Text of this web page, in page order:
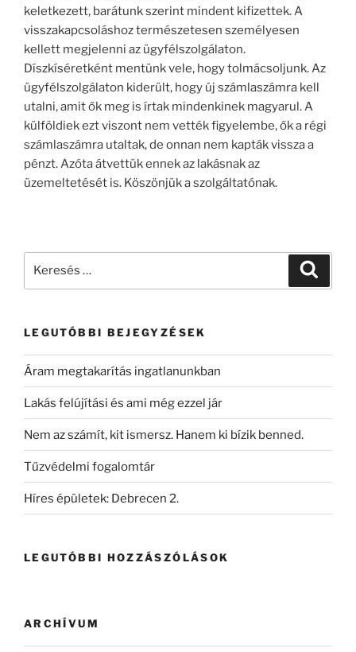
keletkezett, barátunk szerint mindent kifizettek. A
visszakapcsoláshoz természetesen személyesen
kellett megjelenni az ügyfélszolgálaton.
Díszkíséretként mentünk vele, hogy tolmácsoljunk. Az
ügyfélszolgálaton kiderült, hogy új számlaszámra kell
utalni, amit ők meg is írtak mindenkinek magyarul. A
külföldiek ezt viszont nem vették figyelembe, ők a régi
számlaszámra utaltak, de onnan nem kapták vissza a
pénzt. Azóta átvettük ennek az lakásnak az
üzemeltetését is. Köszönjük a szolgáltatónak.
LEGUTÓBBI BEJEGYZÉSEK
Áram megtakarítás ingatlanunkban
Lakás felújítási és ami még ezzel jár
Nem az számít, kit ismersz. Hanem ki bízik benned.
Tűzvédelmi fogalomtár
Híres épületek: Debrecen 2.
LEGUTÓBBI HOZZÁSZÓLÁSOK
ARCHÍVUM